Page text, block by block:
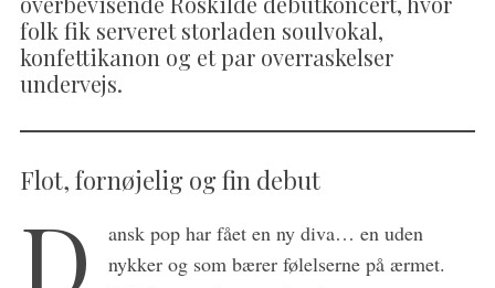
folk fik serveret storladen soulvokal,
konfettikanon og et par overraskelser
undervejs.
Flot, fornøjelig og fin debut
D
ansk pop har fået en ny diva… en uden
nykker og som bærer følelserne på ærmet.